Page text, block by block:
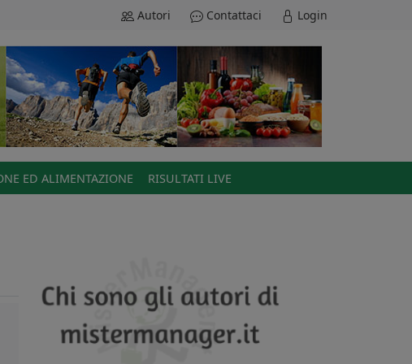
Autori Contattaci Login
ED ALIMENTAZIONE RISULTATI LIVE